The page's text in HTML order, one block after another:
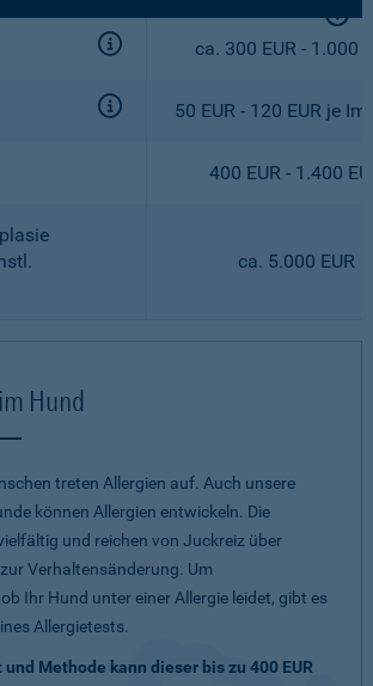
ca. 300 EUR - 1.000
50 EUR - 120 EUR je
400 EUR - 1.400
ca. 5.000 EUR
Hund
treten Allergien auf. Auch unsere
können Allergien entwickeln. Die
und reichen von Juckreiz über
Verhaltensänderung. Um
Ihr Hund unter einer Allergie leidet, gibt es
Allergietests.
Methode kann dieser bis zu 400 EUR